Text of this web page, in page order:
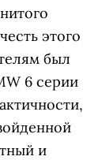
этого
был
6 серии
и